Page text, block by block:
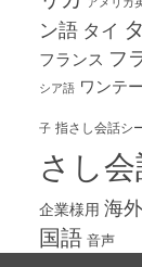
ン語 タイ
フランス フ
シア語 ワンテ
子 指さし会話シ
さし
企業様用 海
国語 音声